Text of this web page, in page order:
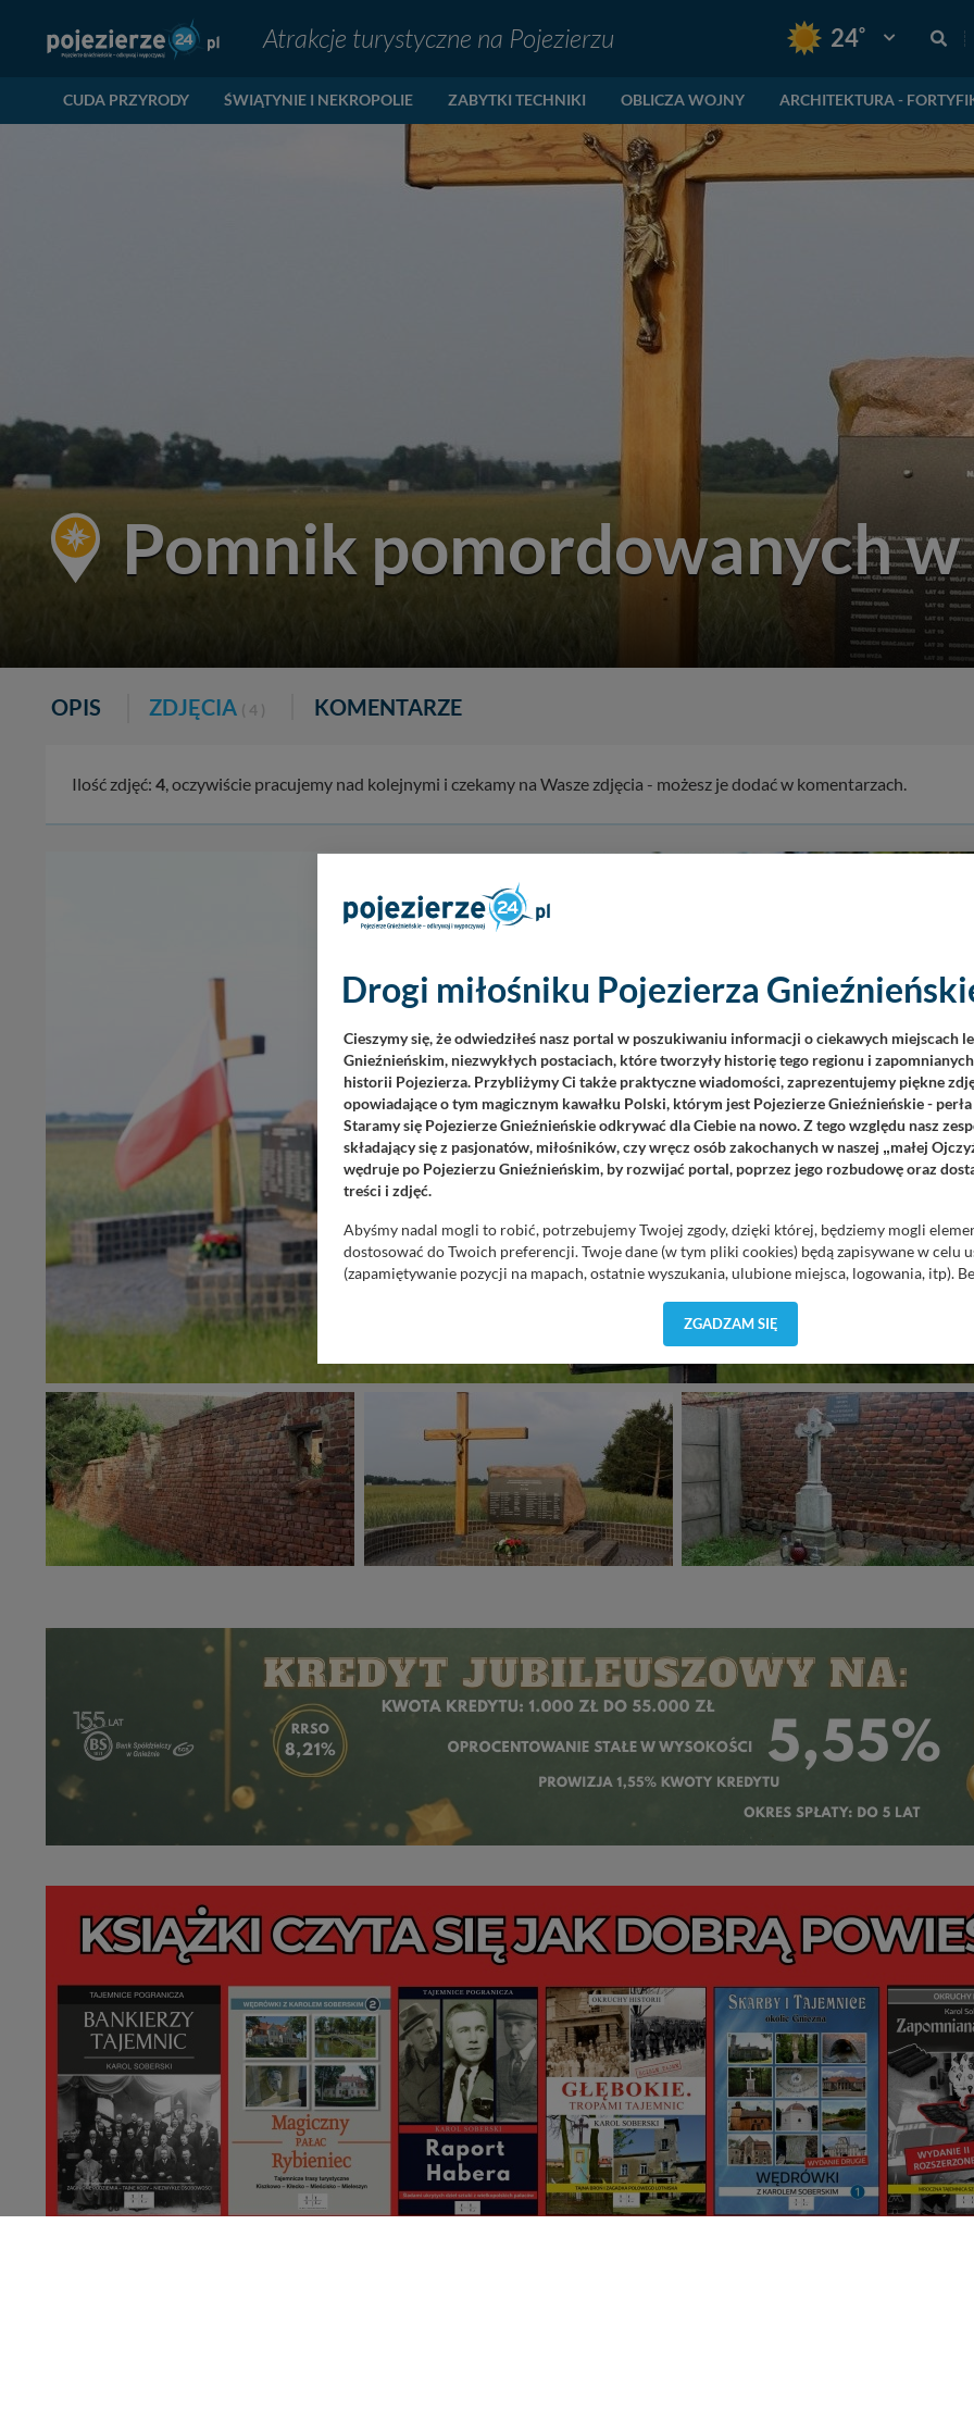
Atrakcje turystyczne na Pojezierzu 24° Pogoda:
CUDA PRZYRODY ŚWIĄTYNIE I NEKROPOLIE ZABYTKI TECHNIKI OBLICZA WOJNY ARCHITEKTURA -
Pomnik pomordowanych w
OPIS ZDJĘCIA ( 4 ) KOMENTARZE
Ilość zdjęć: 4, oczywiście pracujemy nad kolejnymi i czekamy na Wasze zdjęcia - możesz je dodać w komentarzach.
Drogi miłośniku Pojezierza
Cieszymy się, że odwiedziłeś nasz portal w poszukiwaniu informacji o ciekawych miejscach
Gnieźnieńskim, niezwykłych postaciach, które tworzyły historię tego regionu i
historii Pojezierza. Przybliżymy Ci także praktyczne wiadomości, zaprezentujemy piękne
opowiadające o tym magicznym kawałku Polski, którym jest Pojezierze Gnieźnieńskie -
Staramy się Pojezierze Gnieźnieńskie odkrywać dla Ciebie na nowo. Z tego względu nasz
składający się z pasjonatów, miłośników, czy wręcz osób zakochanych w naszej „małej
wędruje po Pojezierzu Gnieźnieńskim, by rozwijać portal, poprzez jego rozbudowę oraz
treści i zdjęć.
Abyśmy nadal mogli to robić, potrzebujemy Twojej zgody, dzięki której, będziemy mogli
dostosować do Twoich preferencji. Twoje dane (w tym pliki cookies) będą zapisywane w celu
(zapamiętywanie pozycji na mapach, ostatnie wyszukania, ulubione miejsca, logowania, itp).
Twoje dane są u nas bezpieczne, jeśli masz wątpliwości co do naszych intencji, zawsze możesz
wyrażasz zgodę na przetwarzanie Twoich danych.
Nasz serwis nie wykorzystuje oraz nie udostępnia Twoich danych innym podmiotom oraz
Wyjątkiem jest sytuacja, gdy przekazanie Twoich danych jest elementem usługi (przekazanie
kontaktowego, przekazanie danych w przypadku rezerwacji usług typu: nocleg, czartery, itp).
zasadach i funkcjonalności serwisu wRegulaminie Serwisu
Administratorem Twoich danych jest firma: Media Lokalne Karol Soberski, z siedzibą w
Piastowskim 10B/10. Możesz z nami skontaktować się za pośrednictwem tejstrony.
W każdej chwili możesz: zażądać dostępu do swoich danych, zażądać ich poprawienia lub
przypadkach nie możemy tego zrobić za Ciebie.
Dziękujemy.
Pojezierze Gnieźnieńskie - odkrywaj i wypoczywaj... Pojezierze Gnieźnieńskie - na weekend,
ZGADZAM SIĘ